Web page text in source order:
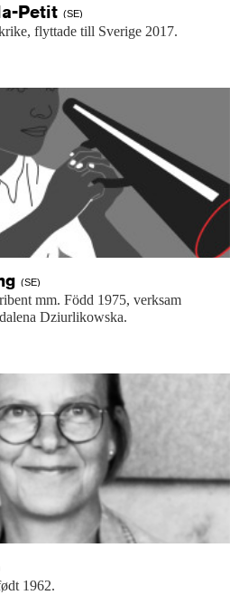
Petit (SE)
flyttade till Sverige 2017.
(SE)
mm. Född 1975, verksam
Dziurlikowska.
1962.